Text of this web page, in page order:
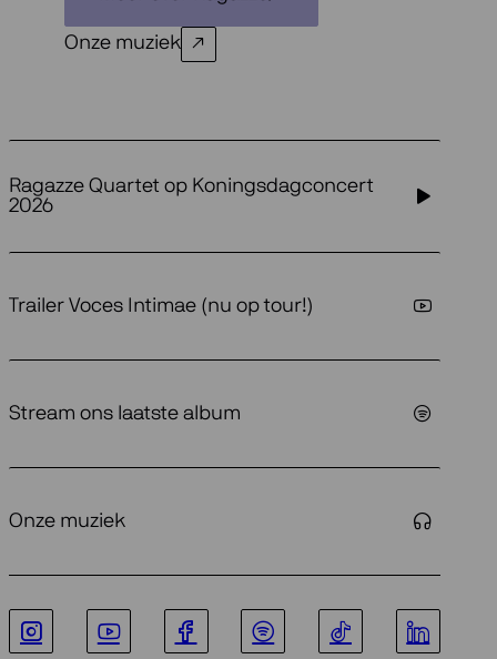
Onze muziek
Ragazze Quartet op Koningsdagconcert
2026
Trailer Voces Intimae (nu op tour!)
Stream ons laatste album
Onze muziek